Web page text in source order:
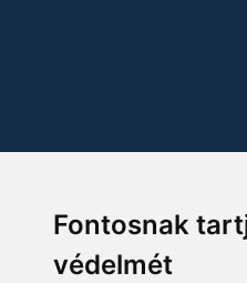
Fontosnak
védelmét